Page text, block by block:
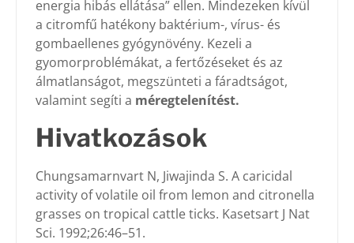
energia hibás ellátása” ellen. Mindezeken kívül
a citromfű hatékony baktérium-, vírus- és
gombaellenes gyógynövény. Kezeli a
gyomorproblémákat, a fertőzéseket és az
álmatlanságot, megszünteti a fáradtságot,
valamint segíti a méregtelenítést.
Hivatkozások
Chungsamarnvart N, Jiwajinda S. A caricidal
activity of volatile oil from lemon and citronella
grasses on tropical cattle ticks. Kasetsart J Nat
Sci. 1992;26:46–51.